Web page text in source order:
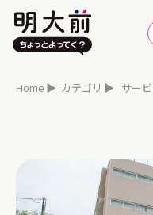
Home カテゴリ サー